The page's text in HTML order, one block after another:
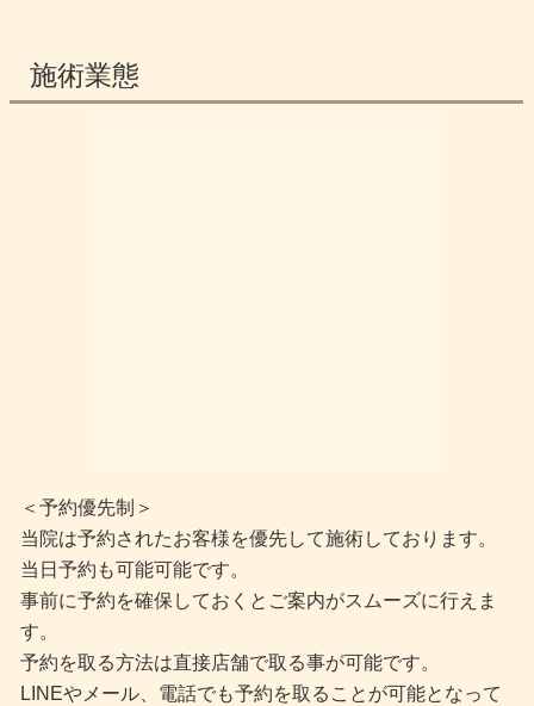
施術業態
＜予約優先制＞
当院は予約されたお客様を優先して施術しております。
当日予約も可能可能です。
事前に予約を確保しておくとご案内がスムーズに行えま
す。
予約を取る方法は直接店舗で取る事が可能です。
LINEやメール、電話でも予約を取ることが可能となって